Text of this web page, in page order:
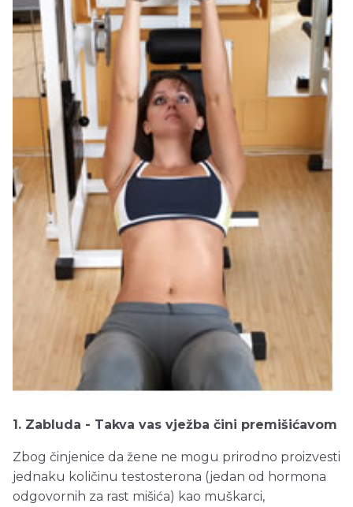
1. Zabluda - Takva vas vježba čini premišićavom
Zbog činjenice da žene ne mogu prirodno proizvesti
jednaku količinu testosterona (jedan od hormona
odgovornih za rast mišića) kao muškarci,